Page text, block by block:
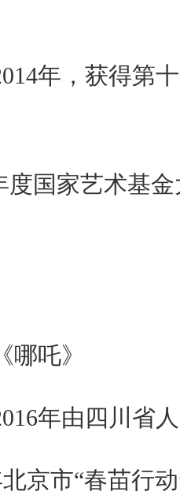
年，获得第
度国家艺术基
哪吒》
年由四川省
京市“春苗行